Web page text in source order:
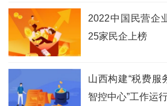
2022中国民营企
25家民企上榜
山西构建“税费服
智控中心”工作运